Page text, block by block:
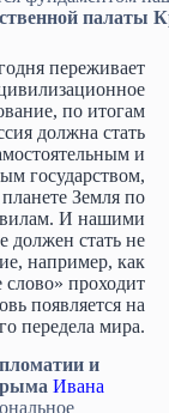
палаты
переживает
по итогам
должна стать
и
государством,
Земля по
И нашими
должен стать не
например, как
проходит
появляется на
передела мира.
и
Ивана